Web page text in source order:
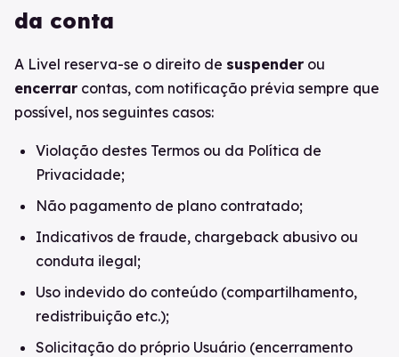
da conta
A Livel reserva-se o direito de suspender ou
encerrar contas, com notificação prévia sempre que
possível, nos seguintes casos:
Violação destes Termos ou da Política de
Privacidade;
Não pagamento de plano contratado;
Indicativos de fraude, chargeback abusivo ou
conduta ilegal;
Uso indevido do conteúdo (compartilhamento,
redistribuição etc.);
Solicitação do próprio Usuário (encerramento